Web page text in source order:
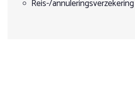
Reis-/annuleringsverzekering